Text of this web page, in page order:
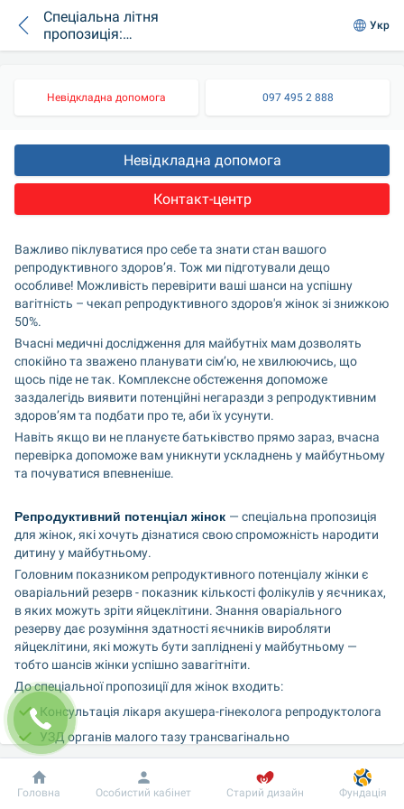
Спеціальна літня
пропозиція:
діагностика
зі знижкою 50%
Укр
Невідкладна допомога 097 495 2 888
Невідкладна допомога
Контакт-центр
Важливо піклуватися про себе та знати стан вашого
репродуктивного здоров’я. Тож ми підготували дещо
особливе! Можливість перевірити ваші шанси на успішну
вагітність – чекап репродуктивного здоров'я жінок зі знижкою
50%.
Вчасні медичні дослідження для майбутніх мам дозволять
спокійно та зважено планувати сім’ю, не хвилюючись, що
щось піде не так. Комплексне обстеження допоможе
заздалегідь виявити потенційні негаразди з репродуктивним
здоров’ям та подбати про те, аби їх усунути.
Навіть якщо ви не плануєте батьківство прямо зараз, вчасна
перевірка допоможе вам уникнути ускладнень у майбутньому
та почуватися впевненіше.
Репродуктивний потенціал жінок — спеціальна пропозиція
для жінок, які хочуть дізнатися свою спроможність народити
дитину у майбутньому.
Головним показником репродуктивного потенціалу жінки є
оваріальний резерв - показник кількості фолікулів у яєчниках,
в яких можуть зріти яйцеклітини. Знання оваріального
резерву дає розуміння здатності яєчників виробляти
яйцеклітини, які можуть бути запліднені у майбутньому —
тобто шансів жінки успішно завагітніти.
До спеціальної пропозиції для жінок входить:
Консультація лікаря акушера-гінеколога репродуктолога
УЗД органів малого тазу трансвагінально
АМГ (аналіз на антимюллерів гормон)
Он-лайн роз’яснення експерта напряму - 15 хв
Добробут Інформація Пацієнту
Головна Особистий кабінет Старий дизайн Фундація